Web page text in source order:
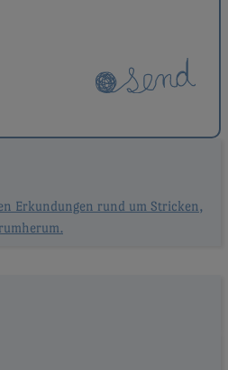
Erkundungen rund um Stricken,